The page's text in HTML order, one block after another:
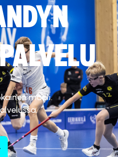
maali.